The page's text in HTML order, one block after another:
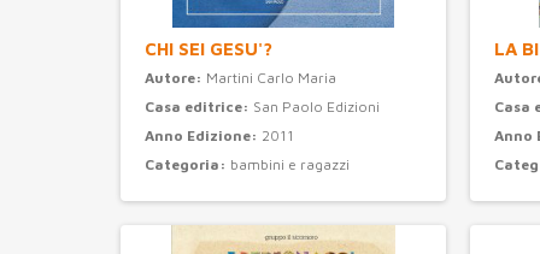
CHI SEI GESU'?
Autore: Martini Carlo Maria
Casa editrice: San Paolo Edizioni
Anno Edizione: 2011
Categoria: bambini e ragazzi
LA
Casa
Anno